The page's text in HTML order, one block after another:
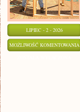
LIPIEC - 2 - 2026
MOŻLIWOŚĆ KOMENTOWANIA